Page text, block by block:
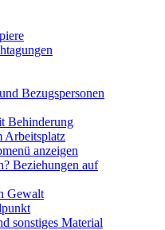
Bezugspersonen
Behinderung
Arbeitsplatz
anzeigen
Beziehungen auf
Gewalt
sonstiges Material